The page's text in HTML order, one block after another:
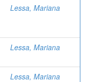
Lessa, Mariana
Lessa, Mariana
Lessa, Mariana